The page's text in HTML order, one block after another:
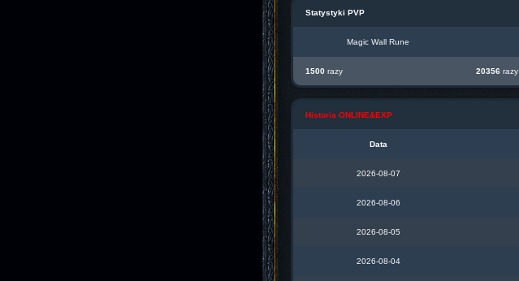
Statystyki PVP
Magic Wall Rune
1500 razy 20356 razy
Historia ONLINE&EXP
Data
2026-08-07
2026-08-06
2026-08-05
2026-08-04